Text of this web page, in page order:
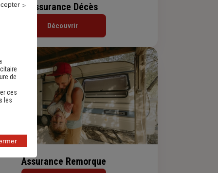
Assurance Décès
Découvrir
Assurance Remorque
de
ces
les